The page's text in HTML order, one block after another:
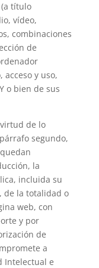
título
vídeo,
combinaciones
de
y uso,
o bien de sus
de lo
segundo,
la
incluida su
de la totalidad o
web, con
y por
de
a
Intelectual e